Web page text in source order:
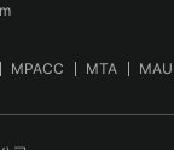
MPACC MTA